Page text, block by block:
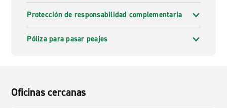
Protección de responsabilidad complementaria
Póliza para pasar peajes
Oficinas cercanas